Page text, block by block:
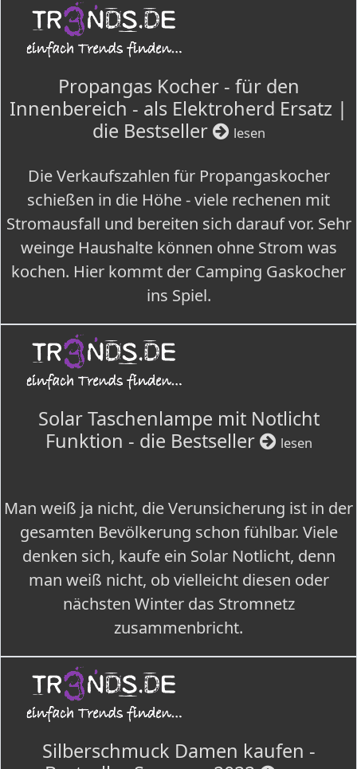
Propangas Kocher - für den
Innenbereich - als Elektroherd Ersatz |
die Bestseller
lesen
Die Verkaufszahlen für Propangaskocher
schießen in die Höhe - viele rechenen mit
Stromausfall und bereiten sich darauf vor. Sehr
weinge Haushalte können ohne Strom was
kochen. Hier kommt der Camping Gaskocher
ins Spiel.
Solar Taschenlampe mit Notlicht
Funktion - die Bestseller
lesen
Man weiß ja nicht, die Verunsicherung ist in der
gesamten Bevölkerung schon fühlbar. Viele
denken sich, kaufe ein Solar Notlicht, denn
man weiß nicht, ob vielleicht diesen oder
nächsten Winter das Stromnetz
zusammenbricht.
Silberschmuck Damen kaufen -